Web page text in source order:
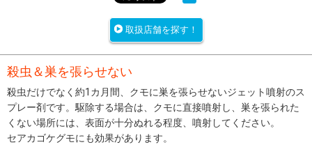
取扱店舗を探す！
殺虫＆巣を張らせない
殺虫だけでなく約1カ月間、クモに巣を張らせないジェット噴射のス
プレー剤です。駆除する場合は、クモに直接噴射し、巣を張られた
くない場所には、表面が十分ぬれる程度、噴射してください。
セアカゴケグモにも効果があります。